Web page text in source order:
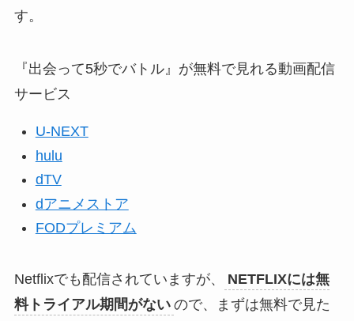
す。
『出会って5秒でバトル』が無料で見れる動画配信
サービス
U-NEXT
hulu
dTV
dアニメストア
FODプレミアム
Netflixでも配信されていますが、
NETFLIXには無
料トライアル期間がない ので、まずは無料で見た